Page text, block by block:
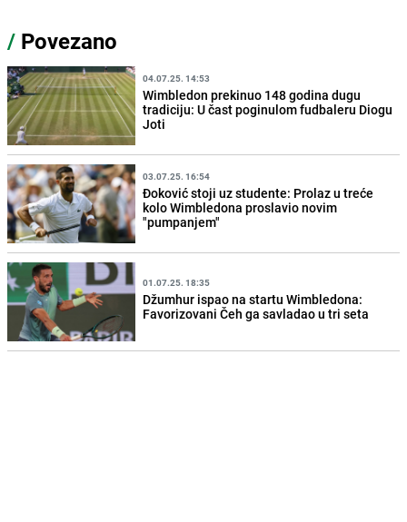
/ Povezano
04.07.25. 14:53
Wimbledon prekinuo 148 godina dugu
tradiciju: U čast poginulom fudbaleru Diogu
Joti
03.07.25. 16:54
Đoković stoji uz studente: Prolaz u treće
kolo Wimbledona proslavio novim
"pumpanjem"
01.07.25. 18:35
Džumhur ispao na startu Wimbledona:
Favorizovani Čeh ga savladao u tri seta